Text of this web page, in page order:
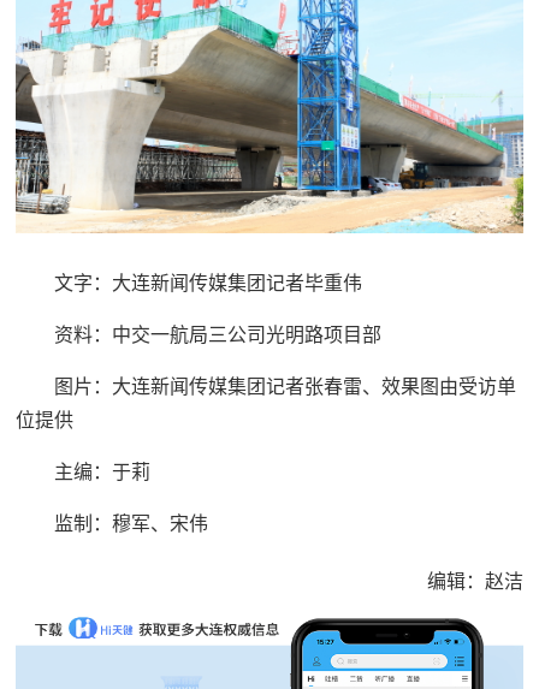
文字：大连新闻传媒集团记者毕重伟
资料：中交一航局三公司光明路项目部
图片：大连新闻传媒集团记者张春雷、效果图由受访单
位提供
主编：于莉
监制：穆军、宋伟
编辑：赵洁